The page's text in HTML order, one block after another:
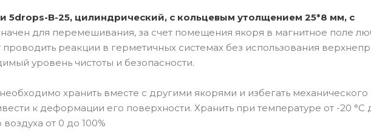
5drops-B-25, цилиндрический, с кольцевым утолщением 25*8 мм, с
для перемешивания, за счет помещения якоря в магнитное поле
реакции в герметичных системах без использования
уровень чистоты и безопасности.
хранить вместе с другими якорями и избегать механического
к деформации его поверхности. Хранить при температуре от -20 °C
от 0 до 100%